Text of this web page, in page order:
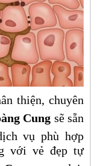
thiện, chuyên
Cung sẽ sẵn
vụ phù hợp
với vẻ đẹp tự